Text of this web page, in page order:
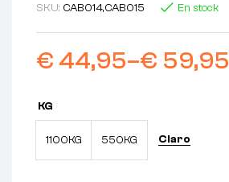
SKU: CAB014,CAB015 En stock
€ 44,95–€ 59,95
KG
1100KG 550KG Claro